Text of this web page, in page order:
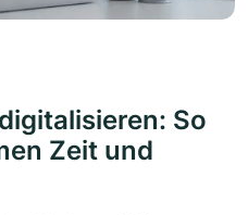
So
Zeit und